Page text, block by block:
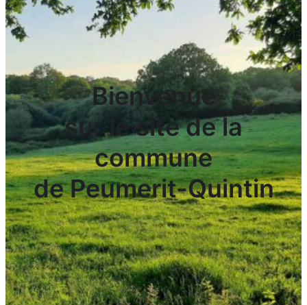
Bienvenue
sur le site de la
commune
de Peumerit-Quintin